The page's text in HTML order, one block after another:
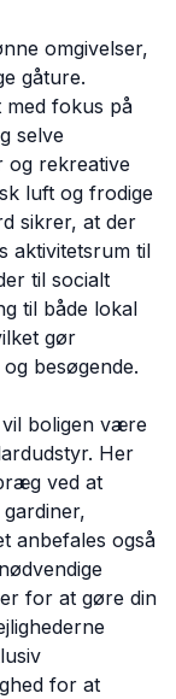
omgivelser,
gåture.
med fokus på
selve
og rekreative
luft og frodige
sikrer, at der
aktivitetsrum til
til socialt
til både lokal
gør
besøgende.
boligen være
Her
ved at
anbefales også
for at gøre din
for at